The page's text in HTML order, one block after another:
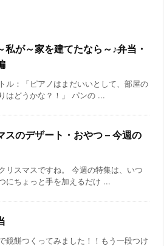
私が～家を建てたなら～♪弁当・
ル：「ピアノはまだいいとして、部屋の
はどうかな？！」 パンの ...
スのデザート・おやつ – 今週の
リスマスですね。 今週の特集は、いつ
にちょっと手を加えるだけ ...
鏡餅つくってみました！！もう一段つけ